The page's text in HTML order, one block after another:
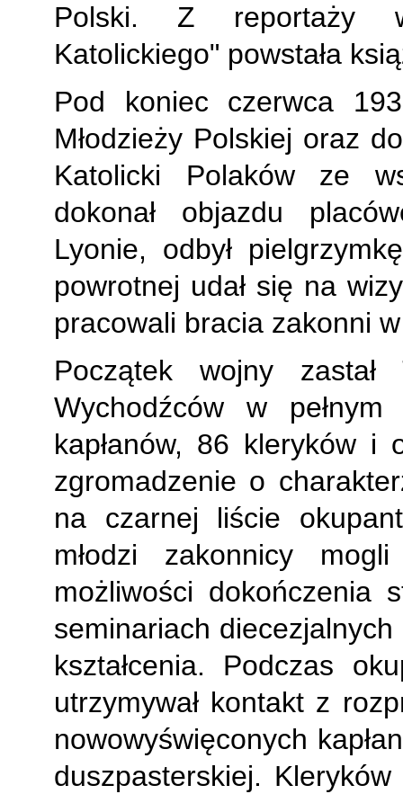
Polski. Z reportaży
Katolickiego" powstała
Pod koniec czerwca
Młodzieży Polskiej oraz
Katolicki Polaków ze
dokonał objazdu
Lyonie, odbył
powrotnej udał się na
pracowali bracia zakonni
Początek wojny zastał
Wychodźców w
kapłanów, 86 kleryków
zgromadzenie o
na czarnej liście
młodzi zakonnicy
możliwości dokończenia
seminariach
kształcenia. Podczas
utrzymywał kontakt z
nowowyświęconych
duszpasterskiej.